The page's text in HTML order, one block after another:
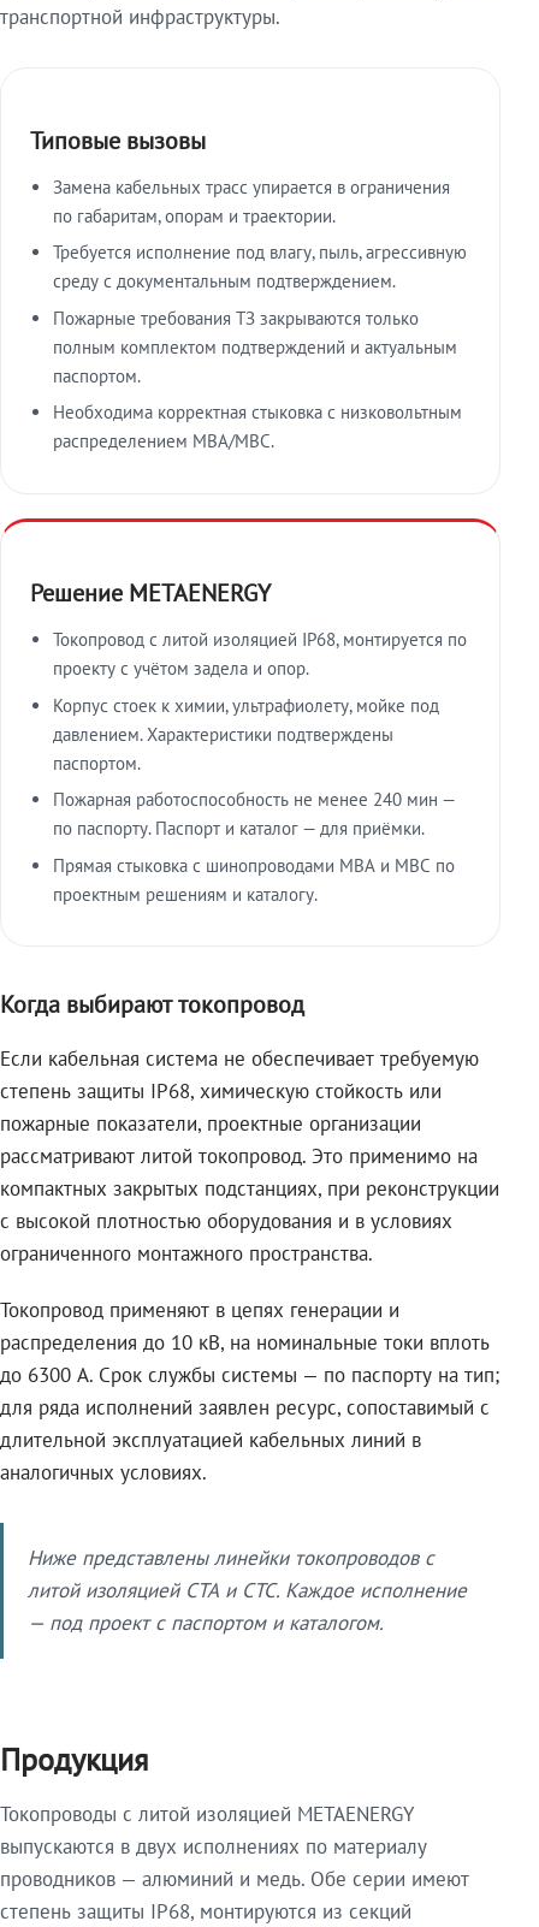
транспортной инфраструктуры.
Типовые вызовы
Замена кабельных трасс упирается в ограничения
по габаритам, опорам и траектории.
Требуется исполнение под влагу, пыль, агрессивную
среду с документальным подтверждением.
Пожарные требования ТЗ закрываются только
полным комплектом подтверждений и актуальным
паспортом.
Необходима корректная стыковка с низковольтным
распределением МВА/МВС.
Решение METAENERGY
Токопровод с литой изоляцией IP68, монтируется по
проекту с учётом задела и опор.
Корпус стоек к химии, ультрафиолету, мойке под
давлением. Характеристики подтверждены
паспортом.
Пожарная работоспособность не менее 240 мин —
по паспорту. Паспорт и каталог — для приёмки.
Прямая стыковка с шинопроводами МВА и МВС по
проектным решениям и каталогу.
Когда выбирают токопровод
Если кабельная система не обеспечивает требуемую
степень защиты IP68, химическую стойкость или
пожарные показатели, проектные организации
рассматривают литой токопровод. Это применимо на
компактных закрытых подстанциях, при реконструкции
с высокой плотностью оборудования и в условиях
ограниченного монтажного пространства.
Токопровод применяют в цепях генерации и
распределения до 10 кВ, на номинальные токи вплоть
до 6300 А. Срок службы системы — по паспорту на тип;
для ряда исполнений заявлен ресурс, сопоставимый с
длительной эксплуатацией кабельных линий в
аналогичных условиях.
Ниже представлены линейки токопроводов с
литой изоляцией СТА и СТС. Каждое исполнение
— под проект с паспортом и каталогом.
Продукция
Токопроводы с литой изоляцией METAENERGY
выпускаются в двух исполнениях по материалу
проводников — алюминий и медь. Обе серии имеют
степень защиты IP68, монтируются из секций